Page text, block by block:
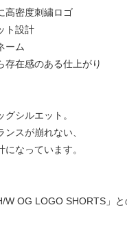
高密度刺繍ロゴ
ト設計
ーム
存在感のある仕上がり
シルエット。
スが崩れない、
なっています。
W OG LOGO SHORTS」と